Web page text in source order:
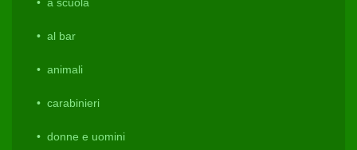
a scuola
al bar
animali
carabinieri
donne e uomini